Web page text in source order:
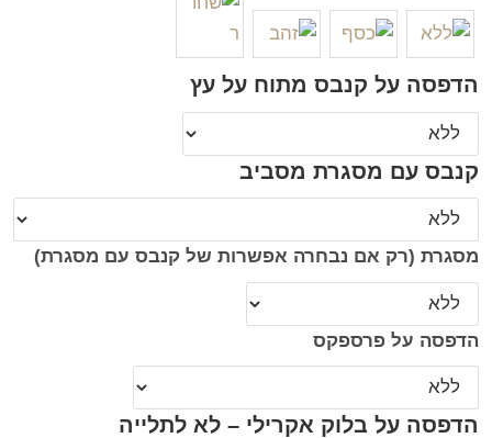
הדפסה על קנבס מתוח על עץ
קנבס עם מסגרת מסביב
מסגרת (רק אם נבחרה אפשרות של קנבס עם מסגרת)
הדפסה על פרספקס
הדפסה על בלוק אקרילי – לא לתלייה